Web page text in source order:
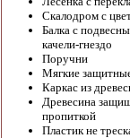
Скалодром с
Балка с
качели-гнездо
Поручни
Мягкие
Каркас из
Древесина
пропиткой
Пластик не